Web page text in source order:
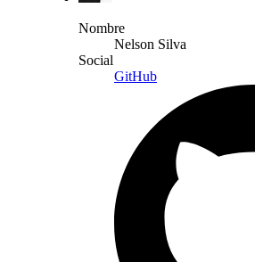
Nombre
Nelson Silva
Social
GitHub